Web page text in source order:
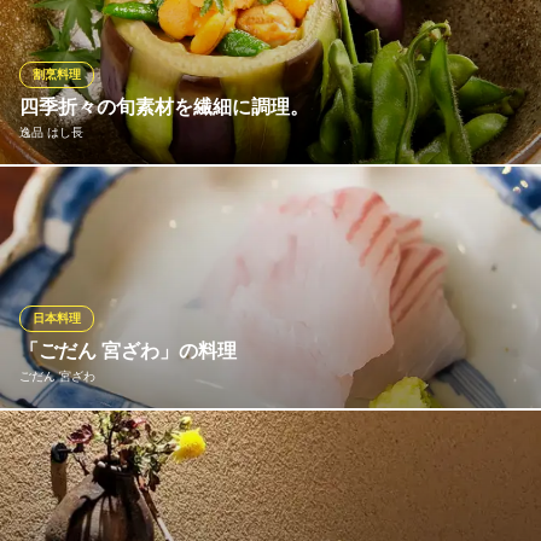
ど、素材の味を最大限に活かしたお料理をご堪能ください。特別
な日や大切な方とのお食事・接待などにも最適です。
京料理 藤本
四季折々の京料理
地下鉄烏丸線烏丸御池駅 徒歩4分
京都府京都市中京区新町通御池下ル神明町72 エリタージュ新町1F
四季折々の旬素材を繊細に調理。
逸品 はし長
割烹料理
しっかりとした目利きで仕入れる、旬の京都のお野菜や瀬戸内を
中心とした新鮮な魚介類など、こだわりの素材を贅沢に使用して
おります。”温故知新”をモットーに伝統を重んじる味わい、そして
現状に満足せず、新しいアイデアをどんどん取り入れた味わい、
店名に恥じない様々な心温まる”逸品”をお楽しみください。
逸品 はし長
旬の素材を京料理で堪能
阪急京都線烏丸駅 徒歩5分
京都府京都市中京区室町通蛸薬師上ル鯉山町535 室蛸ビル1F
「ごだん 宮ざわ」の料理
ごだん 宮ざわ
日本料理
茶懐石にルーツを持つ当店の料理。土鍋で炊くご飯も茶事に則
り、炊き上がり直前と炊き上がった瞬間、そして、蒸し上げた後
の3回に分けて味わっていただきます。また、ボラを活け越すこと
で端正な味わいを適える自家製カラスミや、京丹波の契約農家か